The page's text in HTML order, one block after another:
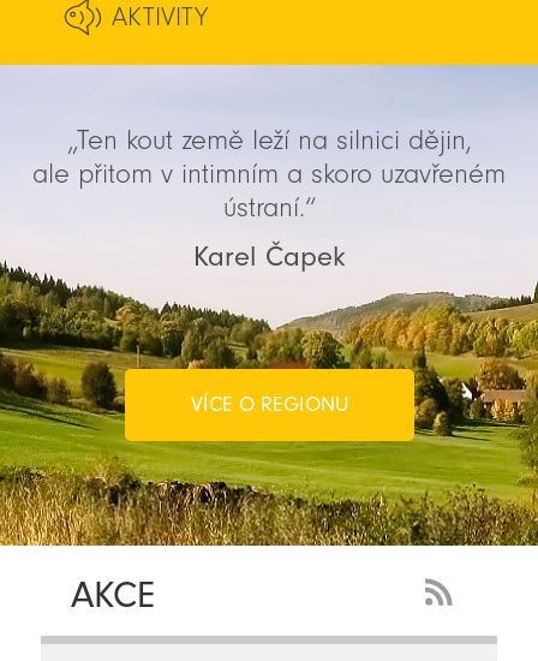
AKTIVITY
„Ten kout země leží na silnici dějin,
ale přitom v intimním a skoro uzavřeném
ústraní.“
Karel Čapek
VÍCE O REGIONU
AKCE
Feed